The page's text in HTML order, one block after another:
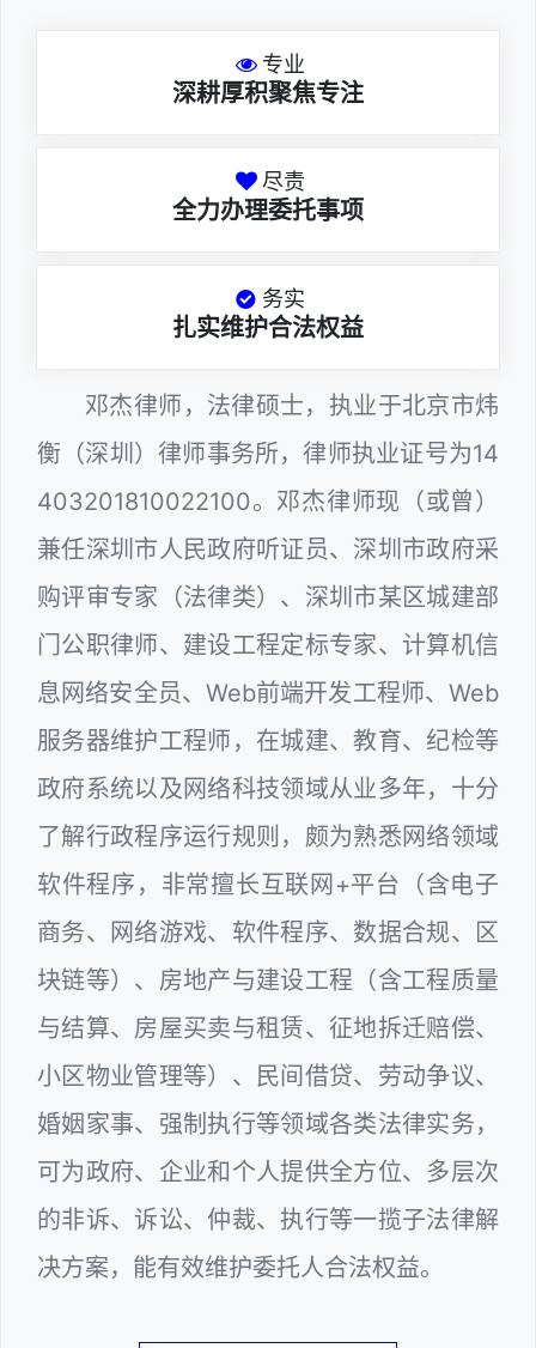
专业
深耕厚积聚焦专注
尽责
全力办理委托事项
务实
扎实维护合法权益
邓杰律师，法律硕士，执业于北京市炜
衡（深圳）律师事务所，律师执业证号为14
403201810022100。邓杰律师现（或曾）
兼任深圳市人民政府听证员、深圳市政府采
购评审专家（法律类）、深圳市某区城建部
门公职律师、建设工程定标专家、计算机信
息网络安全员、Web前端开发工程师、Web
服务器维护工程师，在城建、教育、纪检等
政府系统以及网络科技领域从业多年，十分
了解行政程序运行规则，颇为熟悉网络领域
软件程序，非常擅长互联网+平台（含电子
商务、网络游戏、软件程序、数据合规、区
块链等）、房地产与建设工程（含工程质量
与结算、房屋买卖与租赁、征地拆迁赔偿、
小区物业管理等）、民间借贷、劳动争议、
婚姻家事、强制执行等领域各类法律实务，
可为政府、企业和个人提供全方位、多层次
的非诉、诉讼、仲裁、执行等一揽子法律解
决方案，能有效维护委托人合法权益。